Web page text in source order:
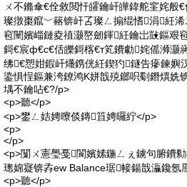
ㄨ不鏅傘€佺敘閲忓皬鑰屽皣鍏舵窐姹般
璨撴棗鑹﹀簵锛屽叾璨ㄥ搧绲愭涓紝
窇闉嬪崰鏈夌禃灏嶅劒鍕紝鑰岀敱鏂艰
鎶€宸ф€с€佸皪鎶楁€т笂鐨勮姹傜浉灏
绋€愬姏鍜屽爡鎸侊紝鍥犳鐩告瘮鍊嬩
鍌惧悜鏂兼洿鐐鸿Κ姘戠殑鎯呮劅鐕熼姺
堣不鑰呫€?/p>
<p>聽</p>
<p>鐢ㄥ姞娉曢倓鏄笡娉曪紵</p>
<p>
</p>
<p>闅ㄨ憲璺戞閬嬪嫊鍦ㄥぇ鐪句腑鐨
璁婂寲锛孨ew Balance琚帹鍚戠灜鑱氬
<p>聽</p>